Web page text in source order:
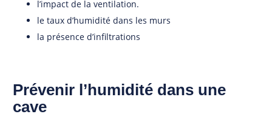
l’impact de la ventilation.
le taux d’humidité dans les murs
la présence d’infiltrations
Prévenir l’humidité dans une
cave